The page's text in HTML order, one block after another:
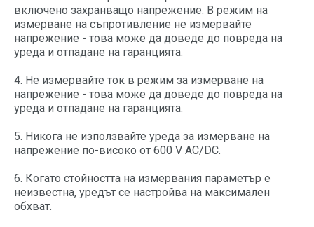
включено захранващо напрежение. В режим на
измерване на съпротивление не измервайте
напрежение - това може да доведе до повреда на
уреда и отпадане на гаранцията.
4. Не измервайте ток в режим за измерване на
напрежение - това може да доведе до повреда на
уреда и отпадане на гаранцията.
5. Никога не използвайте уреда за измерване на
напрежение по-високо от 600 V AC/DC.
6. Когато стойността на измервания параметър е
неизвестна, уредът се настройва на максимален
обхват.